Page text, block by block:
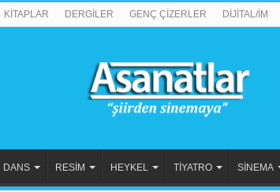
KİTAPLAR DERGİLER GENÇ ÇİZERLER DİJİTAL/İM
DANS RESİM HEYKEL TİYATRO SİNEMA